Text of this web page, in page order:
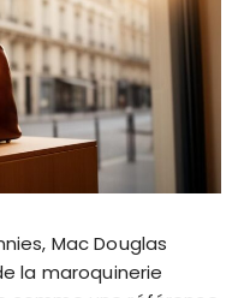
Mac Douglas
la maroquinerie